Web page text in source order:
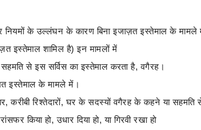
नियमों के उल्लंघन के कारण बिना इजाज़त इस्तेमाल के मामले
इस्तेमाल शामिल है) इन मामलों में
से इस सर्विस का इस्तेमाल करता है, वगैरह।
इस्तेमाल के मामले में।
करीबी रिश्तेदारों, घर के सदस्यों वगैरह के कहने या
किया हो, उधार दिया हो, या गिरवी रखा हो